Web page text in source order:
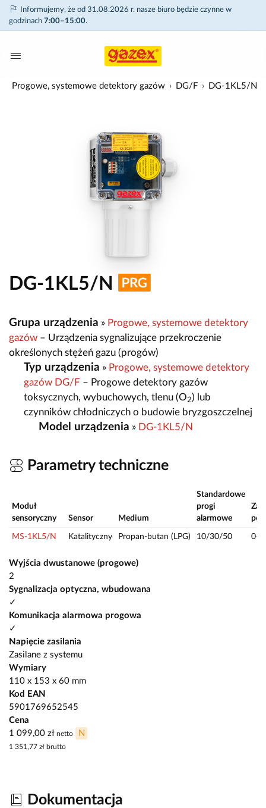
Informujemy, że od 31.08.2026 r. nasze biuro będzie czynne w
godzinach 7:00–15:00.
Progowe, systemowe detektory gazów DG/F DG-1KL5/N
DG-1KL5/N
Grupa urządzenia » Progowe, systemowe detektory
gazów – Urządzenia sygnalizujące przekroczenie
określonych stężeń gazu (progów)
Typ urządzenia » Progowe, systemowe detektory
gazów DG/F – Progowe detektory gazów
toksycznych, wybuchowych, tlenu (O2) lub
czynników chłodniczych o budowie bryzgoszczelnej
Model urządzenia » DG-1KL5/N
Parametry techniczne
Moduł
sensoryczny
Sensor Medium
Standardowe
progi
alarmowe
MS-1KL5/N Katalityczny Propan-butan (LPG) 10/30/50
Wyjścia dwustanowe (progowe)
2
Sygnalizacja optyczna, wbudowana
✓
Komunikacja alarmowa progowa
✓
Napięcie zasilania
Zasilane z systemu
Wymiary
110 x 153 x 60 mm
Kod EAN
5901769652545
Cena
1 099,00 zł netto N
1 351,77 zł brutto
Dokumentacja